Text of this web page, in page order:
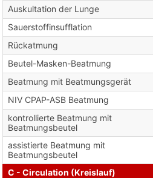
Auskultation der Lunge
Sauerstoffinsufflation
Rückatmung
Beutel-Masken-Beatmung
Beatmung mit Beatmungsgerät
NIV CPAP-ASB Beatmung
kontrollierte Beatmung mit
Beatmungsbeutel
assistierte Beatmung mit
Beatmungsbeutel
C - Circulation (Kreislauf)